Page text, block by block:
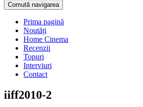
Comută navigarea
Prima pagină
Noutăți
Home Cinema
Recenzii
Topuri
Interviuri
Contact
iiff2010-2